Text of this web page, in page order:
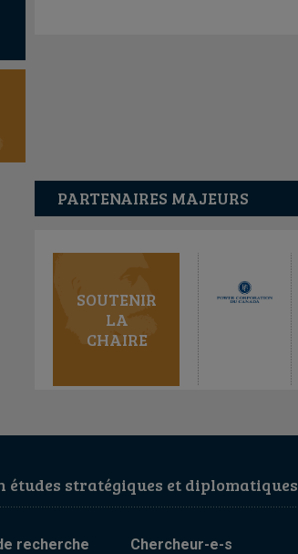
PARTENAIRES MAJEURS
SOUTENIR
LA
CHAIRE
études stratégiques et diplomatiques
recherche Chercheur-e-s